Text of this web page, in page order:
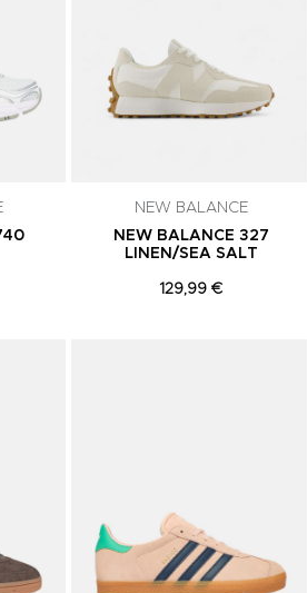
NEW BALANCE
NEW BALANCE 327
LINEN/SEA SALT
129,99 €